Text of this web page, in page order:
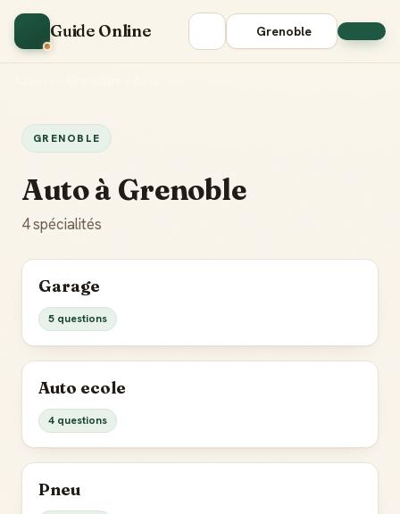
Guide Online Grenoble
GRENOBLE
Auto à Grenoble
4 spécialités
Garage
5 questions
Auto ecole
4 questions
Pneu